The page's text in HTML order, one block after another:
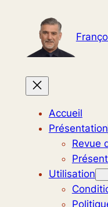
contenu
Accueil
Présentation
Revue
Utilisation